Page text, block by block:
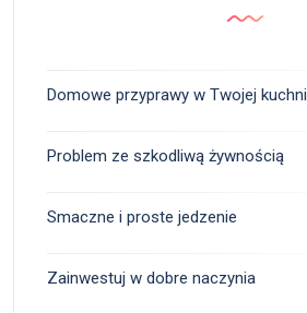
Domowe przyprawy w Twojej kuchni
Problem ze szkodliwą żywnością
Smaczne i proste jedzenie
Zainwestuj w dobre naczynia